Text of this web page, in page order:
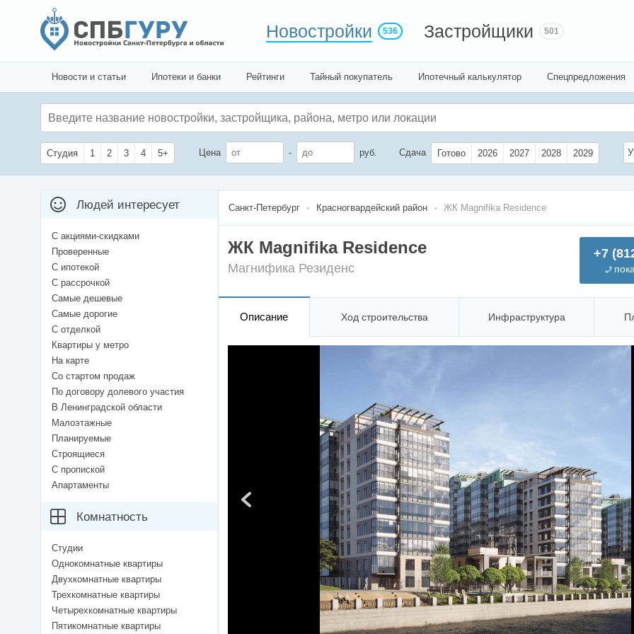
Новостройки 536 Застройщики 501
Новости и статьи Ипотеки и банки Рейтинги Тайный покупатель Ипотечный калькулятор Спецпредложения
Студия 1 2 3 4 5+ Цена - руб. Сдача Готово 2026 2027 2028 2029
Санкт-Петербург Красногвардейский район ЖК Magnifika Residence
+7
ЖК Magnifika Residence
Магнифика Резиденс
Описание Ход строительства Инфраструктура
Людей интересует
С акциями-скидками
Проверенные
С ипотекой
С рассрочкой
Самые дешевые
Самые дорогие
С отделкой
Квартиры у метро
На карте
Со стартом продаж
По договору долевого участия
В Ленинградской области
Малоэтажные
Планируемые
Строящиеся
С пропиской
Апартаменты
Комнатность
Студии
Однокомнатные квартиры
Двухкомнатные квартиры
Трехкомнатные квартиры
Четырехкомнатные квартиры
Пятикомнатные квартиры